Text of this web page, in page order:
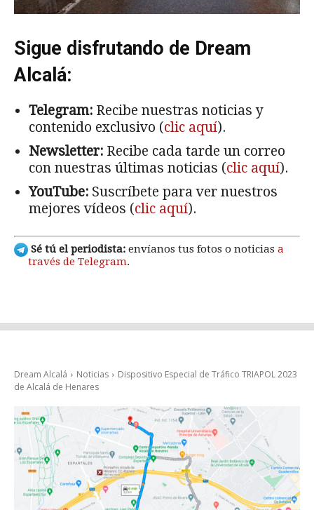
Sigue disfrutando de Dream
Alcalá:
Telegram: Recibe nuestras noticias y
contenido exclusivo (clic aquí).
Newsletter: Recibe cada tarde un correo
con nuestras últimas noticias (clic aquí).
YouTube: Suscríbete para ver nuestros
mejores vídeos (clic aquí).
Sé tú el periodista: envíanos tus fotos o noticias a
través de Telegram.